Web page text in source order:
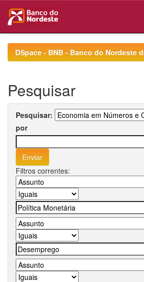
navigationDSpace - BNB - Banco do Nordeste
Pesquisar
Pesquisar:
por
Filtros correntes: